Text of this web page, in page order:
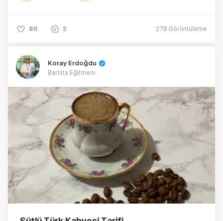
86 3 27B Görüntüleme
Koray Erdoğdu
Barista Eğitmeni